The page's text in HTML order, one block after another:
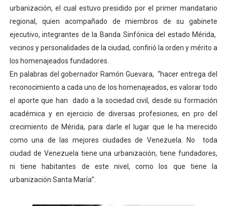
Gobernador Arnaldo Sánchez apadrina a más de 993
Plan Quirúrgico Regional llega a Pueblo Llano con la
urbanización, el cual estuvo presidido por el primer mandatario
regional, quien acompañado de miembros de su gabinete
ejecutivo, integrantes de la Banda Sinfónica del estado Mérida,
vecinos y personalidades de la ciudad, confirió la orden y mérito a
los homenajeados fundadores.
En palabras del gobernador Ramón Guevara, “hacer entrega del
reconocimiento a cada uno de los homenajeados, es valorar todo
el aporte que han dado a la sociedad civil, desde su formación
académica y en ejercicio de diversas profesiones, en pro del
crecimiento de Mérida, para darle el lugar que le ha merecido
como una de las mejores ciudades de Venezuela. No toda
ciudad de Venezuela tiene una urbanización, tiene fundadores,
ni tiene habitantes de este nivel, como los que tiene la
urbanización Santa María”.